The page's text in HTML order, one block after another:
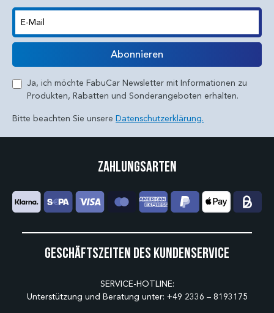
E-Mail
Abonnieren
Ja, ich möchte FabuCar Newsletter mit Informationen zu
Produkten, Rabatten und Sonderangeboten erhalten.
Bitte beachten Sie unsere Datenschutzerklärung.
Geschäftszeiten des Kundenservice
SERVICE-HOTLINE:
Unterstützung und Beratung unter: +49 2336 – 8193175
Zahlungsarten